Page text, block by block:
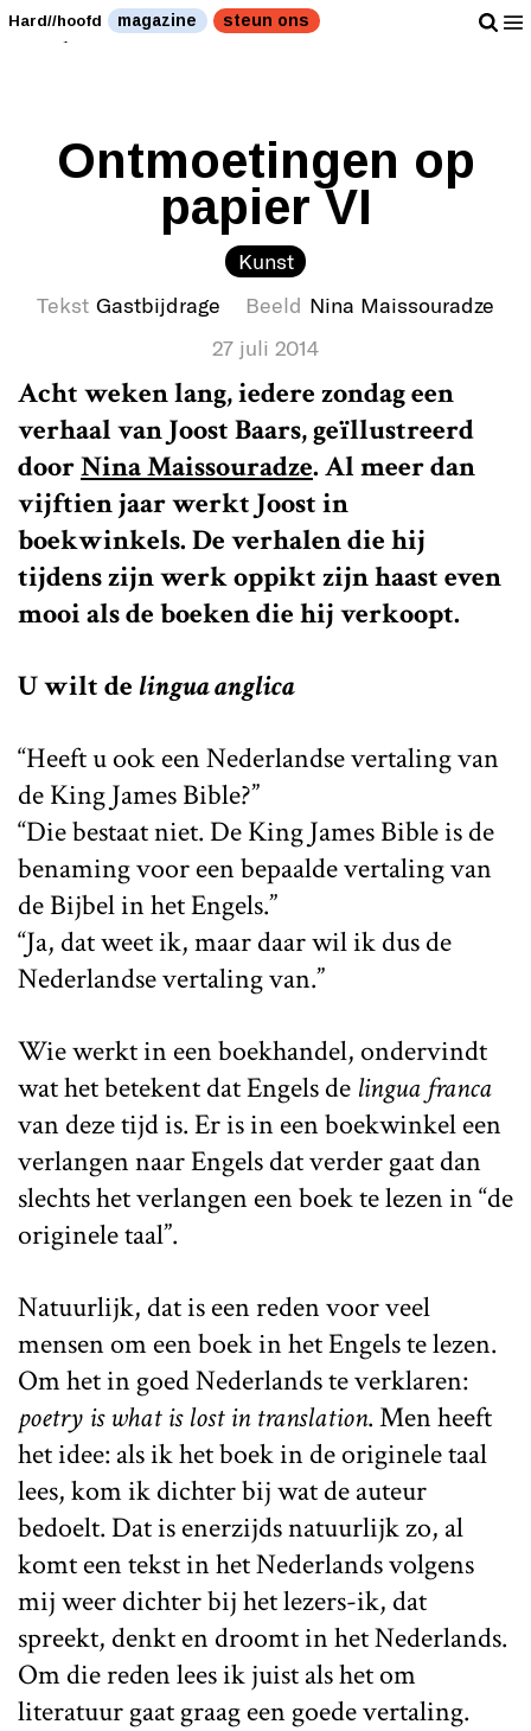
lingua franca van deze tijd is."" />
lingua franca van
deze tijd is."" />
Hard//hoofd magazine steun ons
Ontmoetingen op
papier VI
Kunst
Tekst Gastbijdrage Beeld Nina Maissouradze
27 juli 2014
Acht weken lang, iedere zondag een
verhaal van Joost Baars, geïllustreerd
doorNina Maissouradze. Al meer dan
vijftien jaar werkt Joost in
boekwinkels. De verhalen die hij
tijdens zijn werk oppikt zijn haast even
mooi als de boeken die hij verkoopt.
U wilt de lingua anglica
“Heeft u ook een Nederlandse vertaling van
de King James Bible?”
“Die bestaat niet. De King James Bible is de
benaming voor een bepaalde vertaling van
de Bijbel in het Engels.”
“Ja, dat weet ik, maar daar wil ik dus de
Nederlandse vertaling van.”
Wie werkt in een boekhandel, ondervindt
wat het betekent dat Engels de lingua franca
van deze tijd is. Er is in een boekwinkel een
verlangen naar Engels dat verder gaat dan
slechts het verlangen een boek te lezen in “de
originele taal”.
Natuurlijk, dat is een reden voor veel
mensen om een boek in het Engels te lezen.
Om het in goed Nederlands te verklaren:
poetry is what is lost in translation. Men heeft
het idee: als ik het boek in de originele taal
lees, kom ik dichter bij wat de auteur
bedoelt. Dat is enerzijds natuurlijk zo, al
komt een tekst in het Nederlands volgens
mij weer dichter bij het lezers-ik, dat
spreekt, denkt en droomt in het Nederlands.
Om die reden lees ik juist als het om
literatuur gaat graag een goede vertaling.